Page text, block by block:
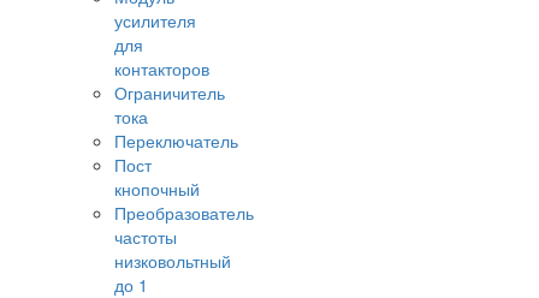
усилителя
для
контакторов
Ограничитель
тока
Переключатель
Пост
кнопочный
Преобразователь
частоты
низковольтный
до 1